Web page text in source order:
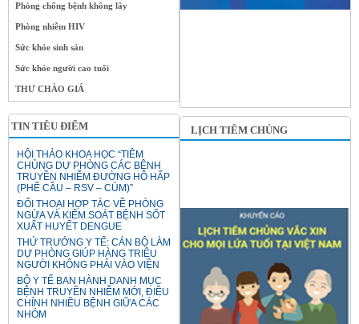
Phòng chống bệnh không lây
Phòng nhiễm HIV
Sức khỏe sinh sản
Sức khỏe người cao tuổi
THƯ CHÀO GIÁ
TIN TIÊU ĐIỂM
HỘI THẢO KHOA HỌC “TIÊM
CHỦNG DỰ PHÒNG CÁC BỆNH
TRUYỀN NHIỄM ĐƯỜNG HÔ HẤP
(PHẾ CẦU – RSV – CÚM)”
ĐỐI THOẠI HỢP TÁC VỀ PHÒNG
NGỪA VÀ KIỂM SOÁT BỆNH SỐT
XUẤT HUYẾT DENGUE
THỨ TRƯỞNG Y TẾ: CÁN BỘ LÀM
DỰ PHÒNG GIÚP HÀNG TRIỆU
NGƯỜI KHÔNG PHẢI VÀO VIỆN
BỘ Y TẾ BAN HÀNH DANH MỤC
BỆNH TRUYỀN NHIỄM MỚI, ĐIỀU
CHỈNH NHIỀU BỆNH GIỮA CÁC
NHÓM
LỊCH TIÊM CHỦNG